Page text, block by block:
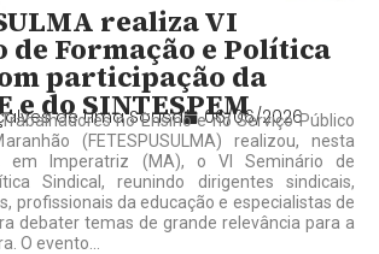
realiza VI
de Formação e Política
participação da
e do SINTESPEM
de Lima Sousa 06/06/2026
no Ensino e no Serviço Público
(FETESPUSULMA) realizou, nesta
em Imperatriz (MA), o VI Seminário de
Sindical, reunindo dirigentes sindicais,
profissionais da educação e especialistas de
debater temas de grande relevância para a
O evento...